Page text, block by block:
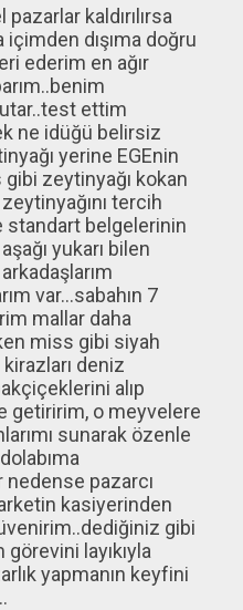
kaldırılırsa
içimden dışıma doğru
ederim en ağır
ettim
ne idüğü belirsiz
yerine EGEnin
zeytinyağı kokan
tercih
standart belgelerinin
aşağı yukarı bilen
var...sabahın 7
mallar daha
miss gibi siyah
deniz
alıp
getiririm, o meyvelere
sunarak özenle
pazarcı
kasiyerinden
gibi
layıkıyla
yapmanın keyfini